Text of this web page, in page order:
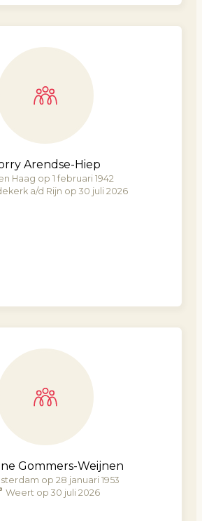
Arendse-Hiep
Haag op 1 februari 1942
a/d Rijn op 30 juli 2026
Gommers-Weijnen
op 28 januari 1953
Weert op 30 juli 2026